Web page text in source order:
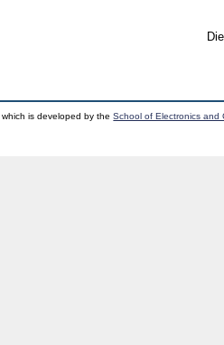
which is developed by theSchool of Electronics and